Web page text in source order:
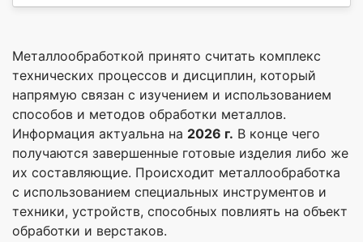
Металлообработкой принято считать комплекс
технических процессов и дисциплин, который
напрямую связан с изучением и использованием
способов и методов обработки металлов.
Информация актуальна на 2026 г. В конце чего
получаются завершенные готовые изделия либо же
их составляющие. Происходит металлообработка
с использованием специальных инструментов и
техники, устройств, способных повлиять на объект
обработки и верстаков.